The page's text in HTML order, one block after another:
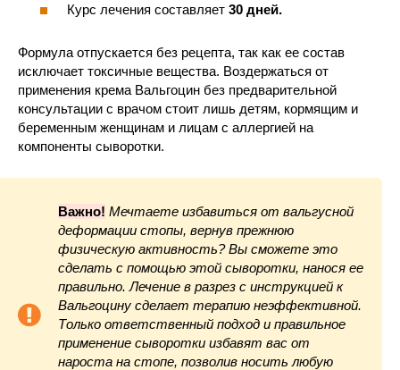
Курс лечения составляет 30 дней.
Формула отпускается без рецепта, так как ее состав
исключает токсичные вещества. Воздержаться от
применения крема Вальгоцин без предварительной
консультации с врачом стоит лишь детям, кормящим и
беременным женщинам и лицам с аллергией на
компоненты сыворотки.
Важно! Мечтаете избавиться от вальгусной
деформации стопы, вернув прежнюю
физическую активность? Вы сможете это
сделать с помощью этой сыворотки, нанося ее
правильно. Лечение в разрез с инструкцией к
Вальгоцину сделает терапию неэффективной.
Только ответственный подход и правильное
применение сыворотки избавят вас от
нароста на стопе, позволив носить любую